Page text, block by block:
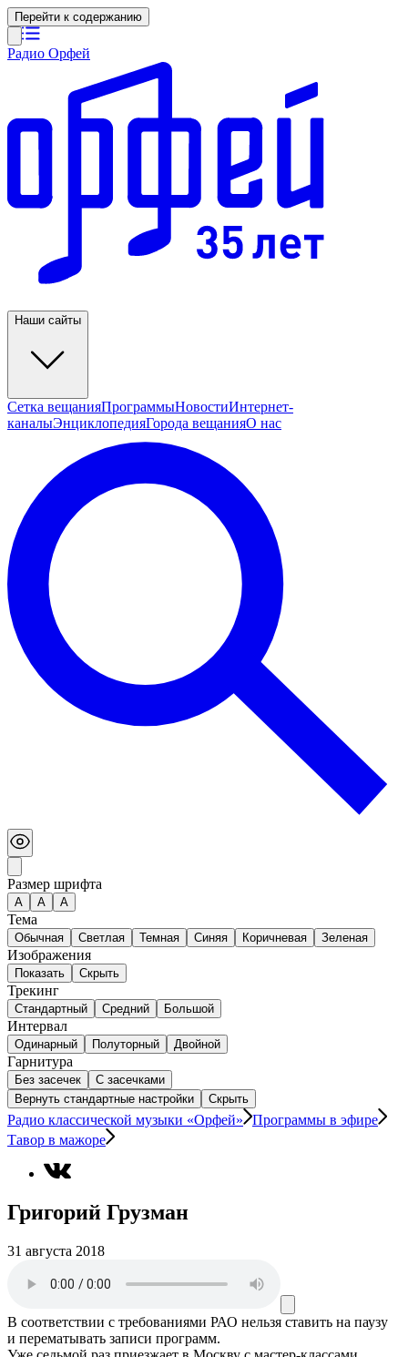
Перейти к содержанию
Радио Орфей
Наши сайты
Сетка вещанияПрограммыНовостиИнтернет-
каналыЭнциклопедияГорода вещанияО нас
Размер шрифта
А A A
Тема
Обычная Светлая Темная Синяя Коричневая Зеленая
Изображения
Показать Скрыть
Трекинг
Стандартный Средний Большой
Интервал
Одинарный Полуторный Двойной
Гарнитура
Без засечек
С засечками
Вернуть стандартные настройки
Скрыть
Радио классической музыки «Орфей»
Программы в эфире
Тавор в мажоре
Григорий Грузман
31 августа 2018
В соответствии с требованиями РАО нельзя ставить на паузу
и перематывать записи программ.